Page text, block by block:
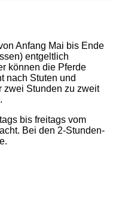
Anfang Mai bis Ende
entgeltlich
können die Pferde
nach Stuten und
zwei Stunden zu zweit
bis freitags vom
Bei den 2-Stunden-